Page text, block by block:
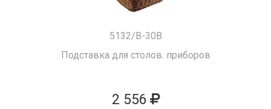
5132/B-30B
Подставка для столов. приборов
2 556